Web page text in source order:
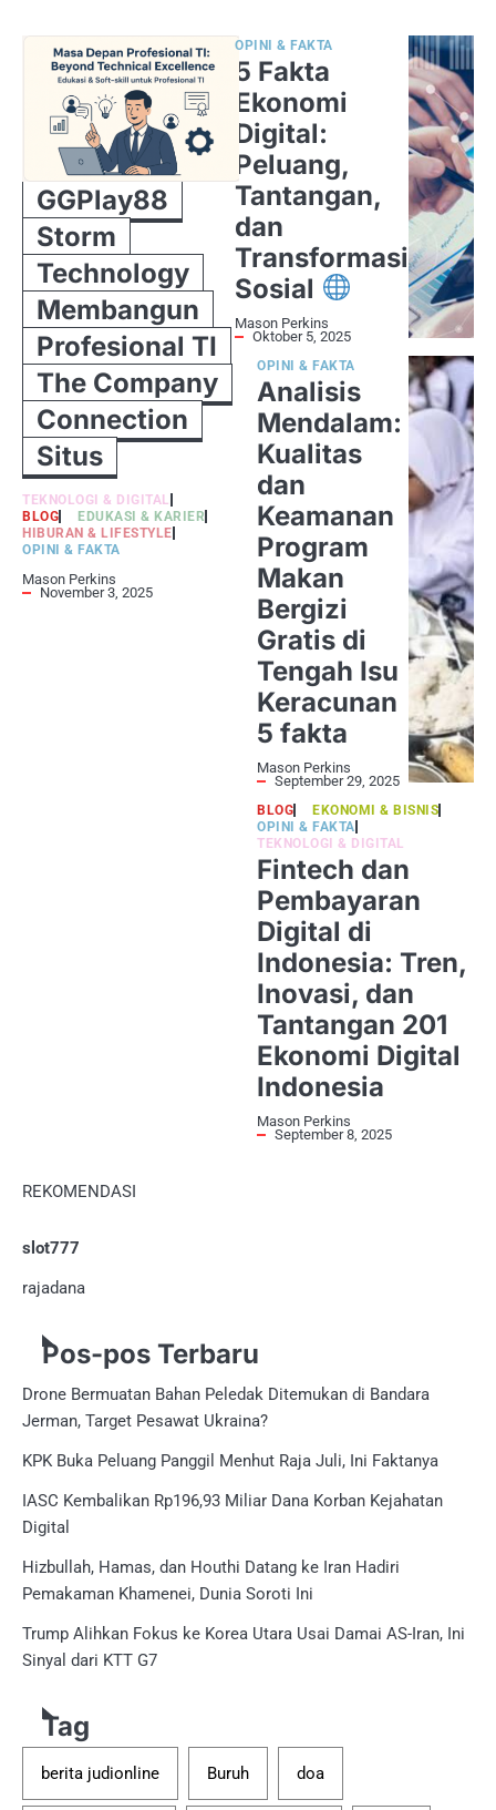
GGPlay88
Storm
Technology
Membangun
Profesional TI
The Company
Connection
Situs
TEKNOLOGI & DIGITAL
BLOG
EDUKASI & KARIER
HIBURAN & LIFESTYLE
OPINI & FAKTA
Mason Perkins
November 3, 2025
5 Fakta
Ekonomi
Digital:
Peluang,
Tantangan,
dan
Transformasi
Sosial
OPINI & FAKTA
Mason Perkins
Oktober 5, 2025
Analisis
Mendalam:
Kualitas
dan
Keamanan
Program
Makan
Bergizi
Gratis di
Tengah Isu
Keracunan
5 fakta
OPINI & FAKTA
Mason Perkins
September 29, 2025
Fintech dan
Pembayaran
Digital di
Indonesia: Tren,
Inovasi, dan
Tantangan 201
Ekonomi Digital
Indonesia
BLOG
EKONOMI & BISNIS
OPINI & FAKTA
TEKNOLOGI & DIGITAL
Mason Perkins
September 8, 2025
REKOMENDASI
slot777
rajadana
Pos-pos Terbaru
Drone Bermuatan Bahan Peledak Ditemukan di Bandara
Jerman, Target Pesawat Ukraina?
KPK Buka Peluang Panggil Menhut Raja Juli, Ini Faktanya
IASC Kembalikan Rp196,93 Miliar Dana Korban Kejahatan
Digital
Hizbullah, Hamas, dan Houthi Datang ke Iran Hadiri
Pemakaman Khamenei, Dunia Soroti Ini
Trump Alihkan Fokus ke Korea Utara Usai Damai AS-Iran, Ini
Sinyal dari KTT G7
Tag
berita judionline Buruh doa